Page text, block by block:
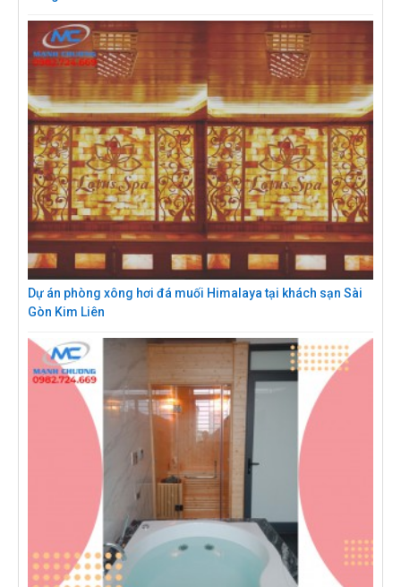
Dự án phòng xông hơi đá muối Himalaya tại khách sạn Sài
Gòn Kim Liên